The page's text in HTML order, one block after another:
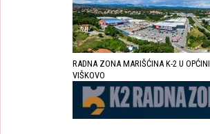
RADNA ZONA MARIŠĆINA K-2 U OPĆINI
VIŠKOVO